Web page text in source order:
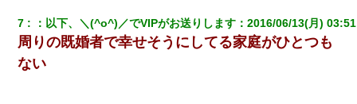
い？」
【衝撃】婚約者「兄と結婚はするけど嫁入りするわけじゃない。
お互い干渉はしないようにしましょう」→ その後に結納金の話を
7 ： 以下、＼(^o^)／でVIPがお送りします ：2016/06/13(月)
周りの既婚者で幸せそうにしてる家庭がひとつも
ない